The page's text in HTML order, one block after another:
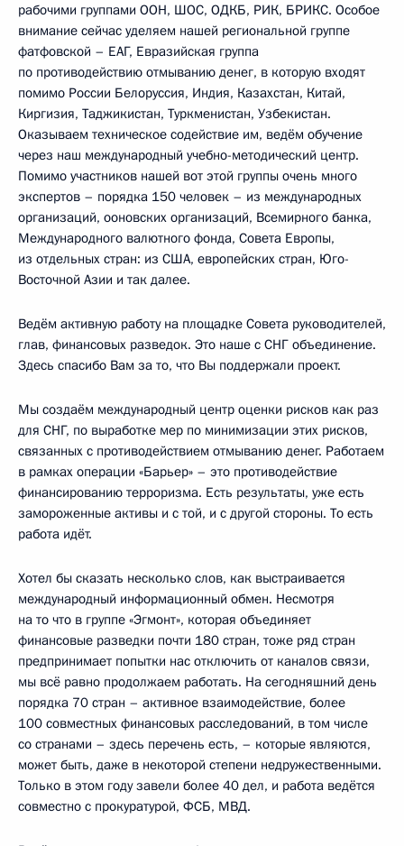
рабочими группами ООН, ШОС, ОДКБ, РИК, БРИКС. Особое
внимание сейчас уделяем нашей региональной группе
фатфовской – ЕАГ, Евразийская группа
по противодействию отмыванию денег, в которую входят
помимо России Белоруссия, Индия, Казахстан, Китай,
Киргизия, Таджикистан, Туркменистан, Узбекистан.
Оказываем техническое содействие им, ведём обучение
через наш международный учебно-методический центр.
Помимо участников нашей вот этой группы очень много
экспертов – порядка 150 человек – из международных
организаций, ооновских организаций, Всемирного банка,
Международного валютного фонда, Совета Европы,
из отдельных стран: из США, европейских стран, Юго-
Восточной Азии и так далее.
Ведём активную работу на площадке Совета руководителей,
глав, финансовых разведок. Это наше с СНГ объединение.
Здесь спасибо Вам за то, что Вы поддержали проект.
Мы создаём международный центр оценки рисков как раз
для СНГ, по выработке мер по минимизации этих рисков,
связанных с противодействием отмыванию денег. Работаем
в рамках операции «Барьер» – это противодействие
финансированию терроризма. Есть результаты, уже есть
замороженные активы и с той, и с другой стороны. То есть
работа идёт.
Хотел бы сказать несколько слов, как выстраивается
международный информационный обмен. Несмотря
на то что в группе «Эгмонт», которая объединяет
финансовые разведки почти 180 стран, тоже ряд стран
предпринимает попытки нас отключить от каналов связи,
мы всё равно продолжаем работать. На сегодняшний день
порядка 70 стран – активное взаимодействие, более
100 совместных финансовых расследований, в том числе
со странами – здесь перечень есть, – которые являются,
может быть, даже в некоторой степени недружественными.
Только в этом году завели более 40 дел, и работа ведётся
совместно с прокуратурой, ФСБ, МВД.